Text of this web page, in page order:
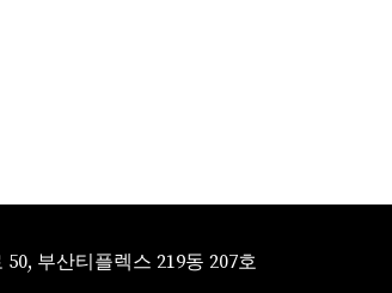
부산티플렉스 219동 207호